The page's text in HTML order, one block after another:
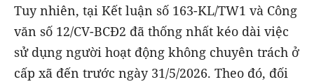
Tuy nhiên, tại Kết luận số 163-KL/TW1 và Công
văn số 12/CV-BCĐ2 đã thống nhất kéo dài việc
sử dụng người hoạt động không chuyên trách ở
cấp xã đến trước ngày 31/5/2026. Theo đó, đối